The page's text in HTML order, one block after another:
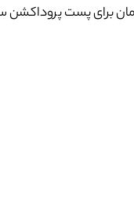
برای پست پروداکشن